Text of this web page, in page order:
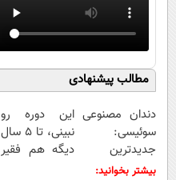
مطالب پیشنهادی
دندان مصنوعی
سوئیسی:
جدیدترین
فناوری اروپا،
این دوره رو
نبینی، تا 5 سال
دیگه هم فقیر
بیشتر بخوانید: